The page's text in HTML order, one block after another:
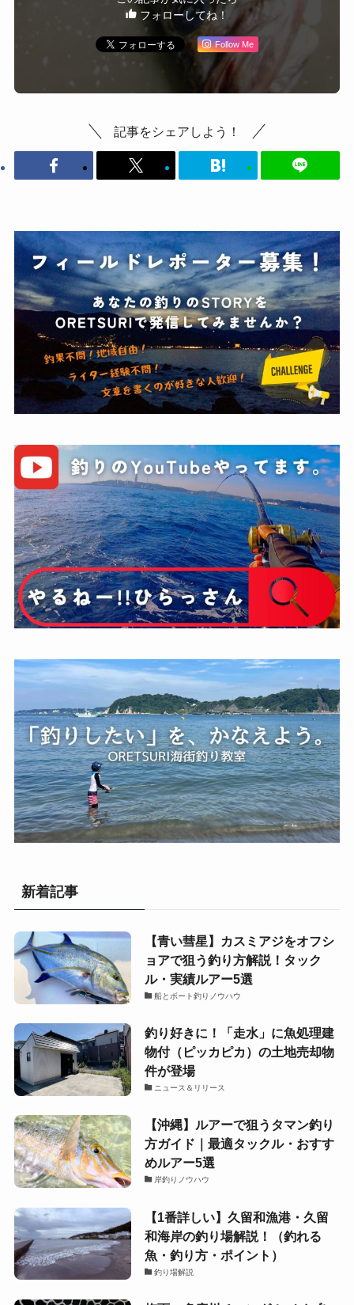
フォローしてね！
Follow Me
記事をシェアしよう！
新着記事
【青い彗星】カスミアジをオフシ
ョアで狙う釣り方解説！タック
ル・実績ルアー5選
船とボート釣りノウハウ
釣り好きに！「走水」に魚処理建
物付（ピッカピカ）の土地売却物
件が登場
ニュース＆リリース
【沖縄】ルアーで狙うタマン釣り
方ガイド｜最適タックル・おすす
めルアー5選
岸釣りノウハウ
【1番詳しい】久留和漁港・久留
和海岸の釣り場解説！（釣れる
魚・釣り方・ポイント）
釣り場解説